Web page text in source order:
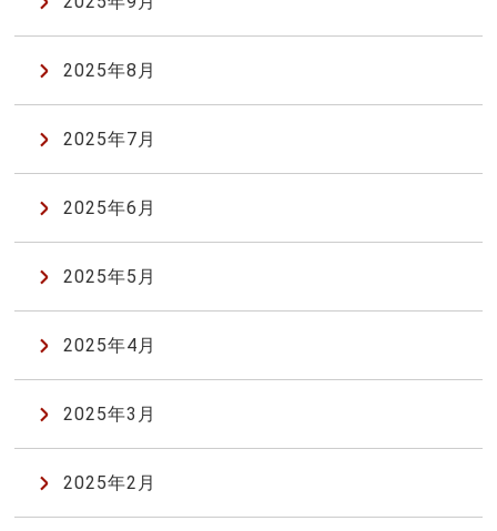
2025年8月
2025年7月
2025年6月
2025年5月
2025年4月
2025年3月
2025年2月